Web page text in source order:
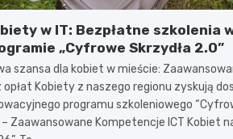
w IT: Bezpłatne szkolenia
„Cyfrowe Skrzydła 2.0”
szansa dla kobiet w mieście:
opłat Kobiety z naszego regionu zyskują
programu szkoleniowego
Zaawansowane Kompetencje ICT Kobiet